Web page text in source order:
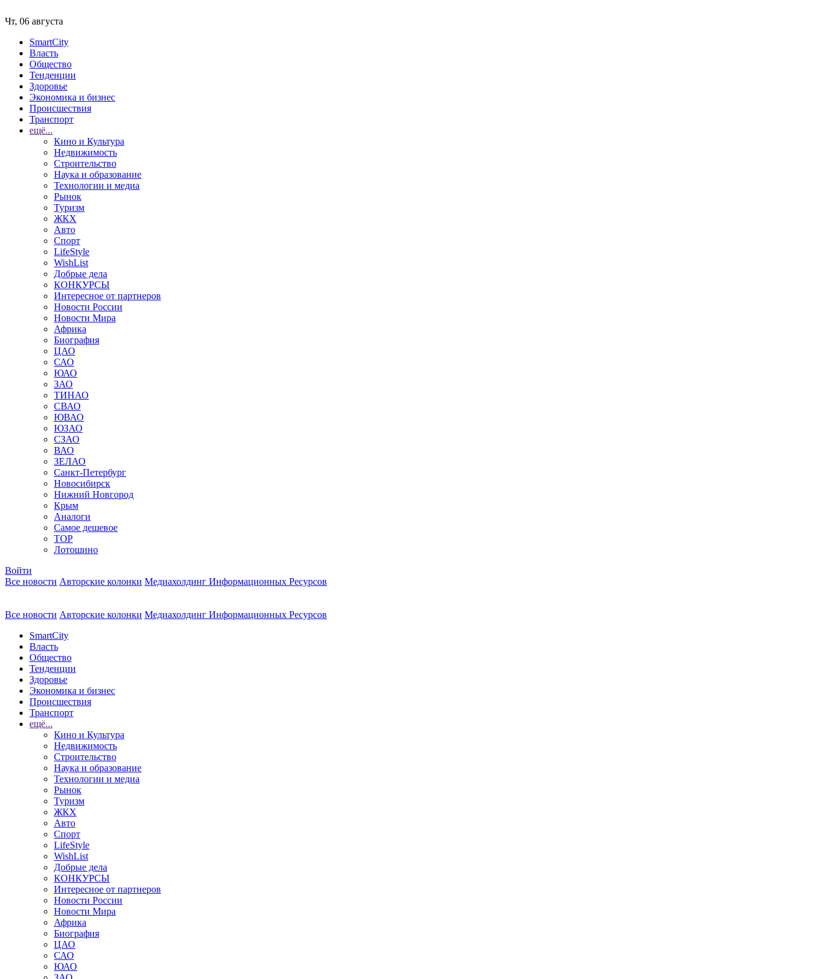
Чт, 06 августа
SmartCity
Власть
Общество
Тенденции
Здоровье
Экономика и бизнес
Происшествия
Транспорт
ещё...
Кино и Культура
Недвижимость
Строительство
Наука и образование
Технологии и медиа
Рынок
Туризм
ЖКХ
Авто
Спорт
LifeStyle
WishList
Добрые дела
КОНКУРСЫ
Интересное от партнеров
Новости России
Новости Мира
Африка
Биография
ЦАО
САО
ЮАО
ЗАО
ТИНАО
СВАО
ЮВАО
ЮЗАО
СЗАО
ВАО
ЗЕЛАО
Санкт-Петербург
Новосибирск
Нижний Новгород
Крым
Аналоги
Самое дешевое
TOP
Лотошино
Войти
Все новости Авторские колонки Медиахолдинг Информационных Ресурсов
Все новости Авторские колонки Медиахолдинг Информационных Ресурсов
SmartCity
Власть
Общество
Тенденции
Здоровье
Экономика и бизнес
Происшествия
Транспорт
ещё...
Кино и Культура
Недвижимость
Строительство
Наука и образование
Технологии и медиа
Рынок
Туризм
ЖКХ
Авто
Спорт
LifeStyle
WishList
Добрые дела
КОНКУРСЫ
Интересное от партнеров
Новости России
Новости Мира
Африка
Биография
ЦАО
САО
ЮАО